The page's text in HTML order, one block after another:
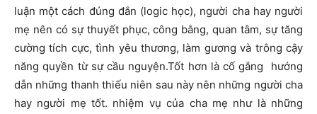
luận một cách đúng đắn (logic học), người cha hay người
mẹ nên có sự thuyết phục, công bằng, quan tâm, sự tăng
cường tích cực, tình yêu thương, làm gương và trông cậy
năng quyền từ sự cầu nguyện.Tốt hơn là cố gắng hướng
dẫn những thanh thiếu niên sau này nên những người cha
hay người mẹ tốt. nhiệm vụ của cha mẹ như là những